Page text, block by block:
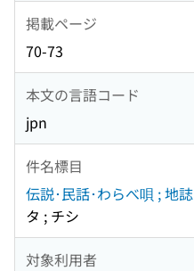
掲載ページ
70-73
本文の言語コード
jpn
件名標目
伝説･民話･わらべ唄 ; 地誌
タ ; チシ
対象利用者